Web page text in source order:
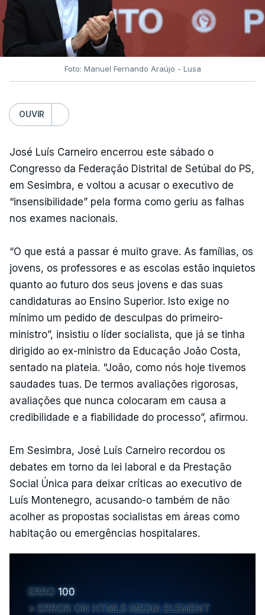
Foto: Manuel Fernando Araújo - Lusa
OUVIR
José Luís Carneiro encerrou este sábado o
Congresso da Federação Distrital de Setúbal do PS,
em Sesimbra, e voltou a acusar o executivo de
“insensibilidade” pela forma como geriu as falhas
nos exames nacionais.
“O que está a passar é muito grave. As famílias, os
jovens, os professores e as escolas estão inquietos
quanto ao futuro dos seus jovens e das suas
candidaturas ao Ensino Superior. Isto exige no
mínimo um pedido de desculpas do primeiro-
ministro”, insistiu o líder socialista, que já se tinha
dirigido ao ex-ministro da Educação João Costa,
sentado na plateia. "João, como nós hoje tivemos
saudades tuas. De termos avaliações rigorosas,
avaliações que nunca colocaram em causa a
credibilidade e a fiabilidade do processo”, afirmou.
Em Sesimbra, José Luís Carneiro recordou os
debates em torno da lei laboral e da Prestação
Social Única para deixar críticas ao executivo de
Luís Montenegro, acusando-o também de não
acolher as propostas socialistas em áreas como
habitação ou emergências hospitalares.
ERRO 100
ERROR ON HTML5 MEDIA ELEMENT